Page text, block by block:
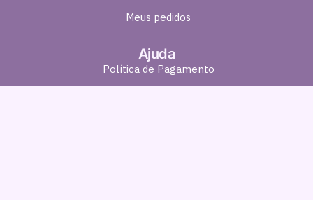
Meus pedidos
Ajuda
Política de Pagamento